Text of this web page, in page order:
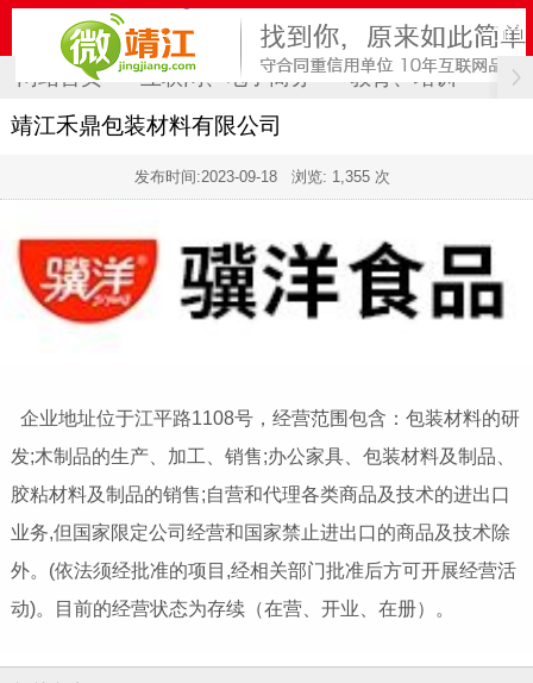
网站首页 互联网、电子商务 教育、培训 计
靖江禾鼎包装材料有限公司
发布时间:2023-09-18 浏览: 1,355 次
企业地址位于江平路1108号，经营范围包含：包装材料的研
发;木制品的生产、加工、销售;办公家具、包装材料及制品、
胶粘材料及制品的销售;自营和代理各类商品及技术的进出口
业务,但国家限定公司经营和国家禁止进出口的商品及技术除
外。(依法须经批准的项目,经相关部门批准后方可开展经营活
动)。目前的经营状态为存续（在营、开业、在册）。